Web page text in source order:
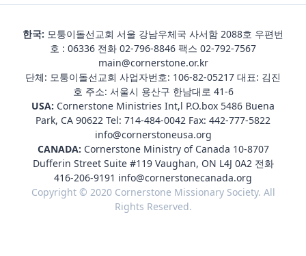
한국: 모퉁이돌선교회 서울 강남우체국 사서함 2088호 우편번
호 : 06336 전화 02-796-8846 팩스 02-792-7567
main@cornerstone.or.kr
단체: 모퉁이돌선교회 사업자번호: 106-82-05217 대표: 김진
호 주소: 서울시 용산구 한남대로 41-6
USA: Cornerstone Ministries Int,l P.O.box 5486 Buena
Park, CA 90622 Tel: 714-484-0042 Fax: 442-777-5822
info@cornerstoneusa.org
CANADA: Cornerstone Ministry of Canada 10-8707
Dufferin Street Suite #119 Vaughan, ON L4J 0A2 전화
416-206-9191 info@cornerstonecanada.org
Copyright © 2020 Cornerstone Missionary Society. All
Rights Reserved.